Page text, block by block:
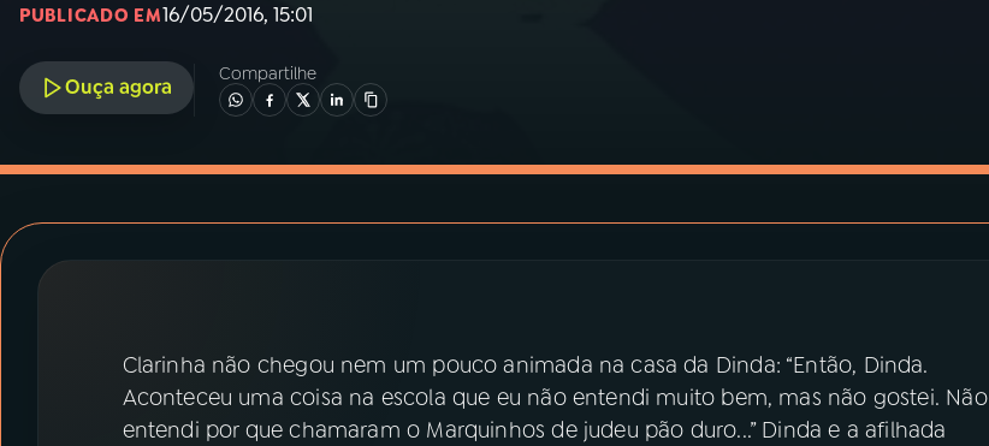
03PROGRAMAÇÃO
PROGRAMAS
PRÊMIO RÁDIO MEC
PUBLICADO EM16/05/2016, 15:01
Ouça agora
Compartilhe
Clarinha não chegou nem um pouco animada na casa da Dinda: “Então, Dinda.
Aconteceu uma coisa na escola que eu não entendi muito bem, mas não gostei. Não
entendi por que chamaram o Marquinhos de judeu pão duro...” Dinda e a afilhada